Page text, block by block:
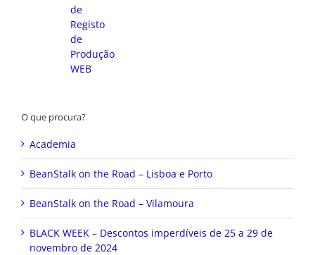
O que procura?
Academia
BeanStalk on the Road – Lisboa e Porto
BeanStalk on the Road – Vilamoura
BLACK WEEK – Descontos imperdíveis de 25 a 29 de
novembro de 2024